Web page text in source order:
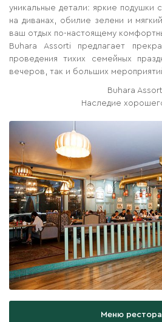
уникальные детали: яркие подушки
на диванах, обилие зелени и
ваш отдых по-настоящему
Buhara Assorti предлагает
проведения тихих семейных
вечеров, так и больших
Buhara
Наследие
Меню